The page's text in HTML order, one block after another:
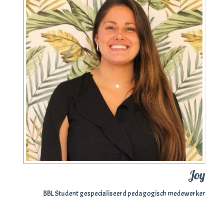
Joy
BBL Student gespecialiseerd pedagogisch medewerker